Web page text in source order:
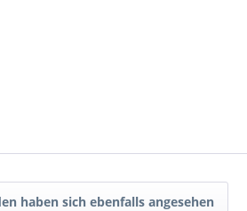
haben sich ebenfalls angesehen